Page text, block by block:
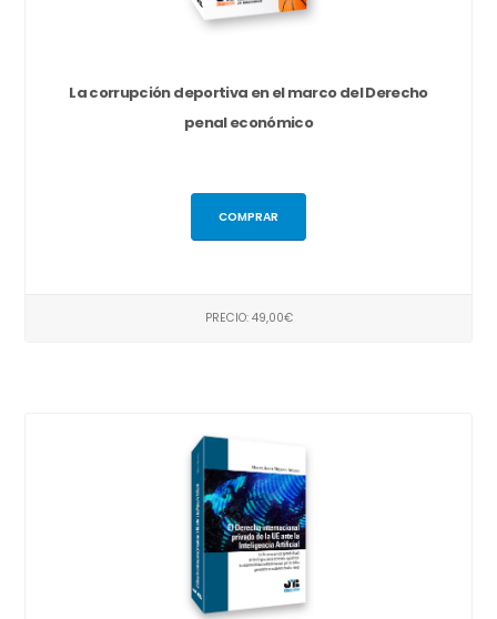
La corrupción deportiva en el marco del Derecho
penal económico
COMPRAR
PRECIO: 49,00€